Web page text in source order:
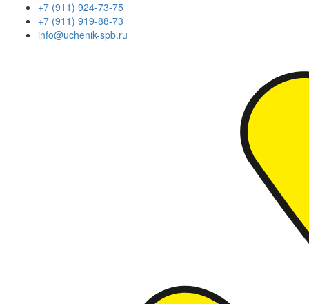
+7 (911) 924-73-75
+7 (911) 919-88-73
info@uchenik-spb.ru